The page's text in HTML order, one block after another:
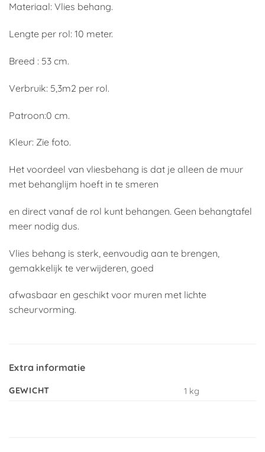
Materiaal: Vlies behang.
Lengte per rol: 10 meter.
Breed : 53 cm.
Verbruik: 5,3m2 per rol.
Patroon:0 cm.
Kleur: Zie foto.
Het voordeel van vliesbehang is dat je alleen de muur
met behanglijm hoeft in te smeren
en direct vanaf de rol kunt behangen. Geen behangtafel
meer nodig dus.
Vlies behang is sterk, eenvoudig aan te brengen,
gemakkelijk te verwijderen, goed
afwasbaar en geschikt voor muren met lichte
scheurvorming.
Extra informatie
GEWICHT 1 kg